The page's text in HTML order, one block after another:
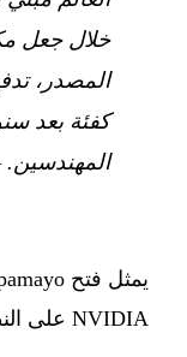
كفئة بعد
المهندسين.
NVIDIA على النظام البيئي بدلاً من الملكية الحصرية.